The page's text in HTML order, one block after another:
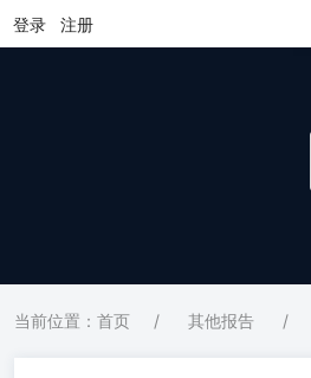
登录 注册
当前位置：首页 / 其他报告 /